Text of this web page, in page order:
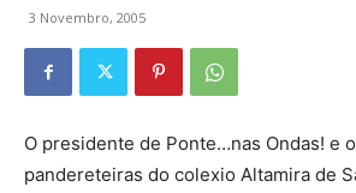
3 Novembro, 2005
O presidente de Ponte…nas Ondas! e
pandereteiras do colexio Altamira de